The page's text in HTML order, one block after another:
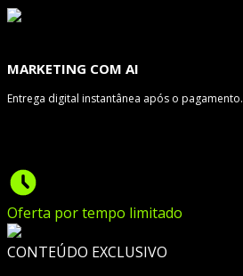
MARKETING COM AI
Entrega digital instantânea após o pagamento.
Oferta por tempo limitado
CONTEÚDO EXCLUSIVO